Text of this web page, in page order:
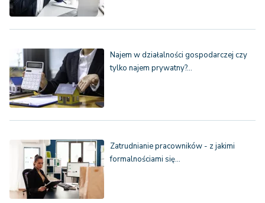
Najem w działalności gospodarczej czy
tylko najem prywatny?…
Zatrudnianie pracowników - z jakimi
formalnościami się…